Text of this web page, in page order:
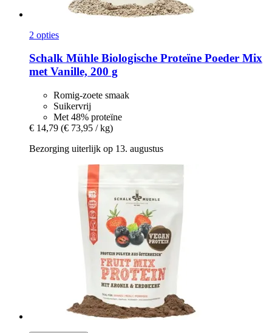
2 opties
Schalk Mühle Biologische Proteïne Poeder Mix
met Vanille, 200 g
Romig-zoete smaak
Suikervrij
Met 48% proteïne
€ 14,79 (€ 73,95 / kg)
Bezorging uiterlijk op 13. augustus